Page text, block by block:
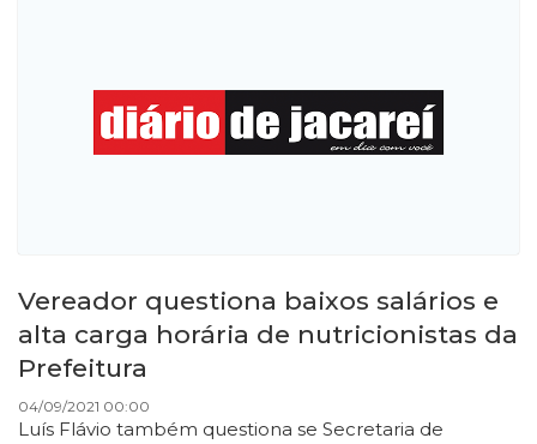
​Vereador questiona baixos salários e
alta carga horária de nutricionistas da
Prefeitura
04/09/2021 00:00
Luís Flávio também questiona se Secretaria de